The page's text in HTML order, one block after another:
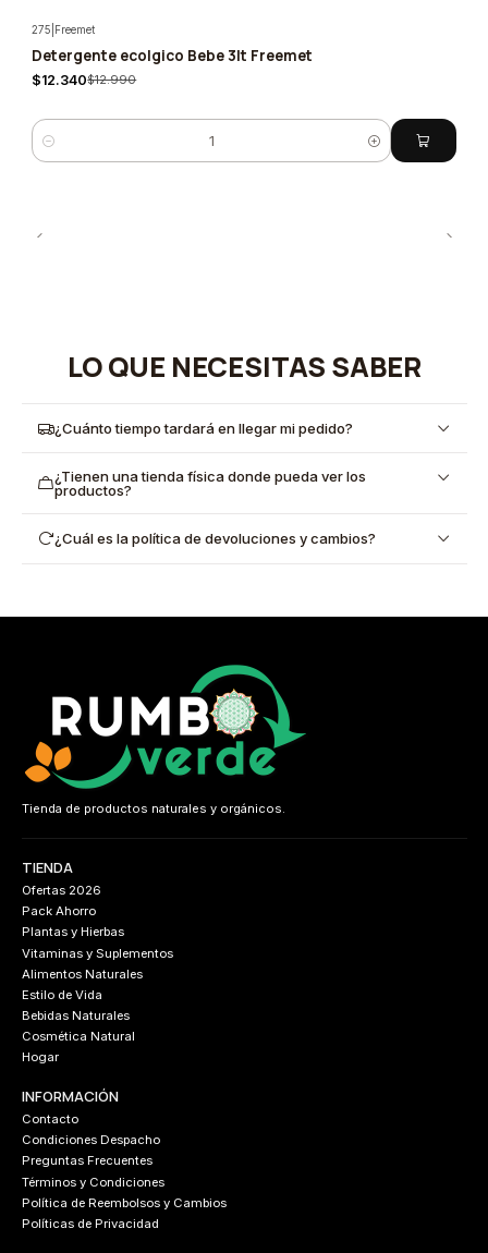
-5%
275 Freemet
Detergente ecolgico Bebe 3lt Freemet
$12.340$12.990
Cantidad
LO QUE NECESITAS SABER
¿Cuánto tiempo tardará en llegar mi pedido?
¿Tienen una tienda física donde pueda ver los
productos?
¿Cuál es la política de devoluciones y cambios?
Tienda de productos naturales y orgánicos.
TIENDA
Ofertas 2026
Pack Ahorro
Plantas y Hierbas
Vitaminas y Suplementos
Alimentos Naturales
Estilo de Vida
Bebidas Naturales
Cosmética Natural
Hogar
INFORMACIÓN
Contacto
Condiciones Despacho
Preguntas Frecuentes
Términos y Condiciones
Política de Reembolsos y Cambios
Políticas de Privacidad